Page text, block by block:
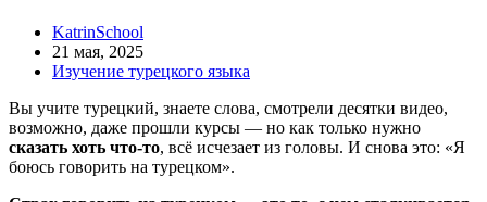
KatrinSchool
21 мая, 2025
Изучение турецкого языка
Вы учите турецкий, знаете слова, смотрели десятки видео,
возможно, даже прошли курсы — но как только нужно
сказать хоть что-то, всё исчезает из головы. И снова это: «Я
боюсь говорить на турецком».